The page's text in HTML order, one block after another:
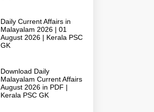
Daily Current Affairs in
Malayalam 2026 | 01
August 2026 | Kerala PSC
GK
Download Daily
Malayalam Current Affairs
August 2026 in PDF |
Kerala PSC GK